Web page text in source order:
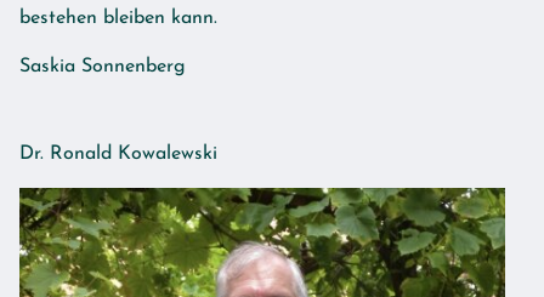
bestehen bleiben kann.
Saskia Sonnenberg
Dr. Ronald Kowalewski